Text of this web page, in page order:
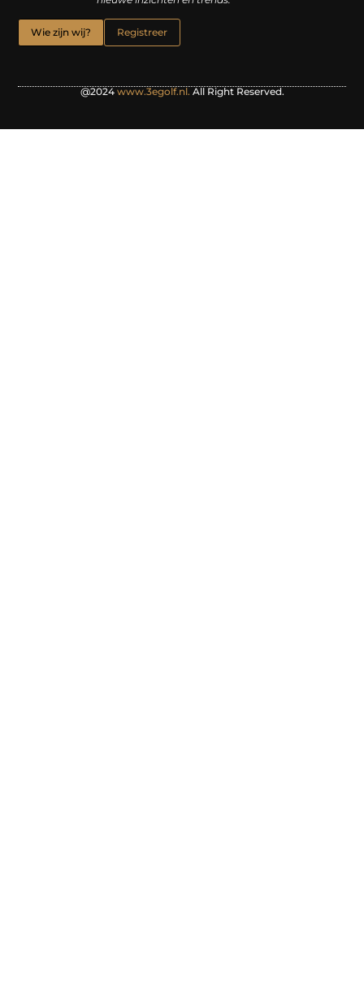
Wie zijn wij? Registreer
@2024www.3egolf.nl.All Right Reserved.